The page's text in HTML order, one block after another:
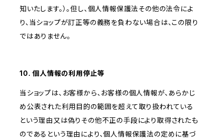
知いたします。）。但し、個人情報保護法その他の法令によ
り、当ショップが訂正等の義務を負わない場合は、この限り
ではありません。
10. 個人情報の利用停止等
当ショップは、お客様から、お客様の個人情報が、あらかじ
め公表された利用目的の範囲を超えて取り扱われている
という理由又は偽りその他不正の手段により取得されたも
のであるという理由により、個人情報保護法の定めに基づ